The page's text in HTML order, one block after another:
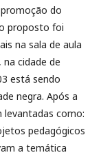
do
proposto foi
na sala de aula
na cidade de
está sendo
negra. Após a
levantadas como:
pedagógicos
a temática